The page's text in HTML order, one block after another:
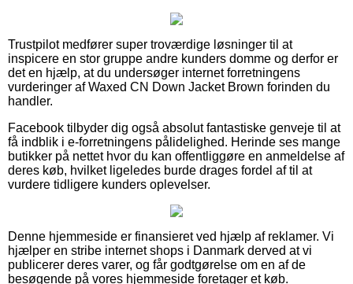
Trustpilot medfører super troværdige løsninger til at
inspicere en stor gruppe andre kunders domme og derfor er
det en hjælp, at du undersøger internet forretningens
vurderinger af Waxed CN Down Jacket Brown forinden du
handler.
Facebook tilbyder dig også absolut fantastiske genveje til at
få indblik i e-forretningens pålidelighed. Herinde ses mange
butikker på nettet hvor du kan offentliggøre en anmeldelse af
deres køb, hvilket ligeledes burde drages fordel af til at
vurdere tidligere kunders oplevelser.
Denne hjemmeside er finansieret ved hjælp af reklamer. Vi
hjælper en stribe internet shops i Danmark derved at vi
publicerer deres varer, og får godtgørelse om en af de
besøgende på vores hjemmeside foretager et køb.